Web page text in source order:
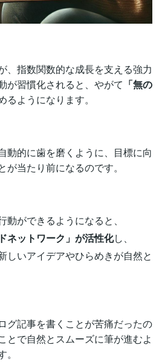
、指数関数的な成長を支える強力
が習慣化されると、やがて 「無の
るようになります。
動的に歯を磨くように、目標に向
当たり前になるのです。
ができるようになると、
ネットワーク」が活性化し、
しいアイデアやひらめきが自然と
グ記事を書くことが苦痛だったの
とで自然とスムーズに筆が進むよ